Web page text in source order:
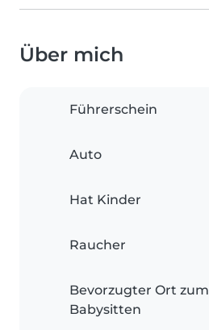
Über mich
Führerschein
Auto
Hat Kinder
Raucher
Bevorzugter Ort zum
Babysitten